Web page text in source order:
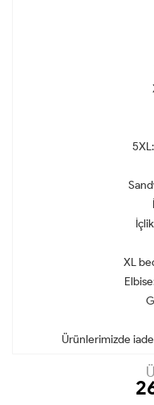
XL
Ürünlerimizde